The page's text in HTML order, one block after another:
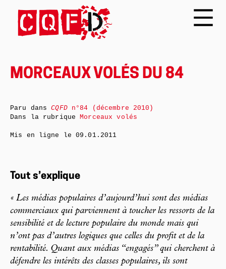
MORCEAUX VOLÉS DU 84
Tout s’explique
« Les médias populaires d’aujourd’hui sont des médias
commerciaux qui parviennent à toucher les ressorts de la
sensibilité et de lecture populaire du monde mais qui
n’ont pas d’autres logiques que celles du profit et de la
rentabilité. Quant aux médias “engagés” qui cherchent à
défendre les intérêts des classes populaires, ils sont
Paru dansCQFDn°84 (décembre 2010)
Dans la rubriqueMorceaux volés
Mis en ligne le09.01.2011